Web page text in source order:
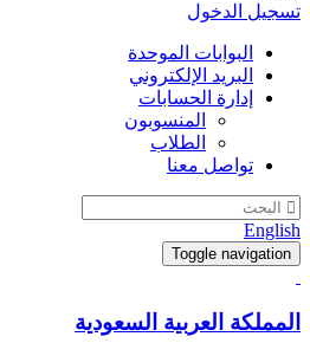
تسجيل الدخول
البوابات الموحدة
البريد الإلكتروني
إدارة الحسابات
المنسوبون
الطلاب
تواصل معنا
English
Toggle navigation
المملكة العربية السعودية